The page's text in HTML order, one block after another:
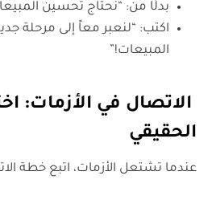
بدلًا من: “نحتاج تحسين
اكتب: “لنعبر معاً إلى مرحلة
المبيعات!”
الاتصال في الأزمات:
الحقيقي
عندما تشتعل الأزمات، اتبع خطة